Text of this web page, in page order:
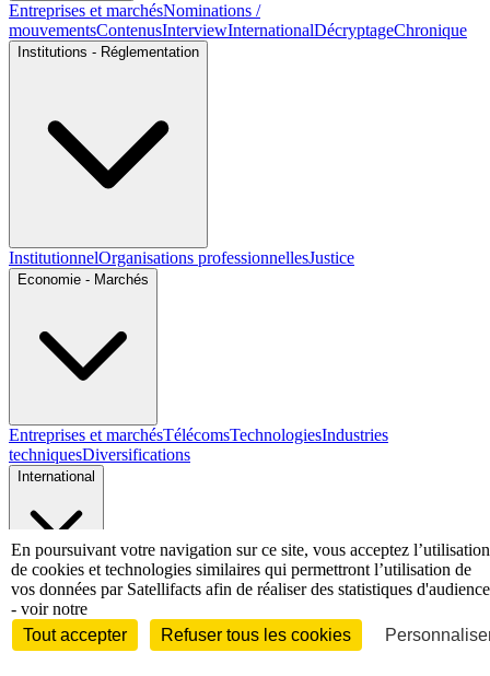
Entreprises et marchésNominations /
mouvementsContenusInterviewInternationalDécryptageChronique
Institutions - Réglementation
InstitutionnelOrganisations professionnellesJustice
Economie - Marchés
Entreprises et marchésTélécomsTechnologiesIndustries
techniquesDiversifications
International
International
Personnalités
En poursuivant votre navigation sur ce site, vous acceptez l’utilisation
de cookies et technologies similaires qui permettront l’utilisation de
vos données par Satellifacts afin de réaliser des statistiques d'audience
- voir notre
Tout accepter
Refuser tous les cookies